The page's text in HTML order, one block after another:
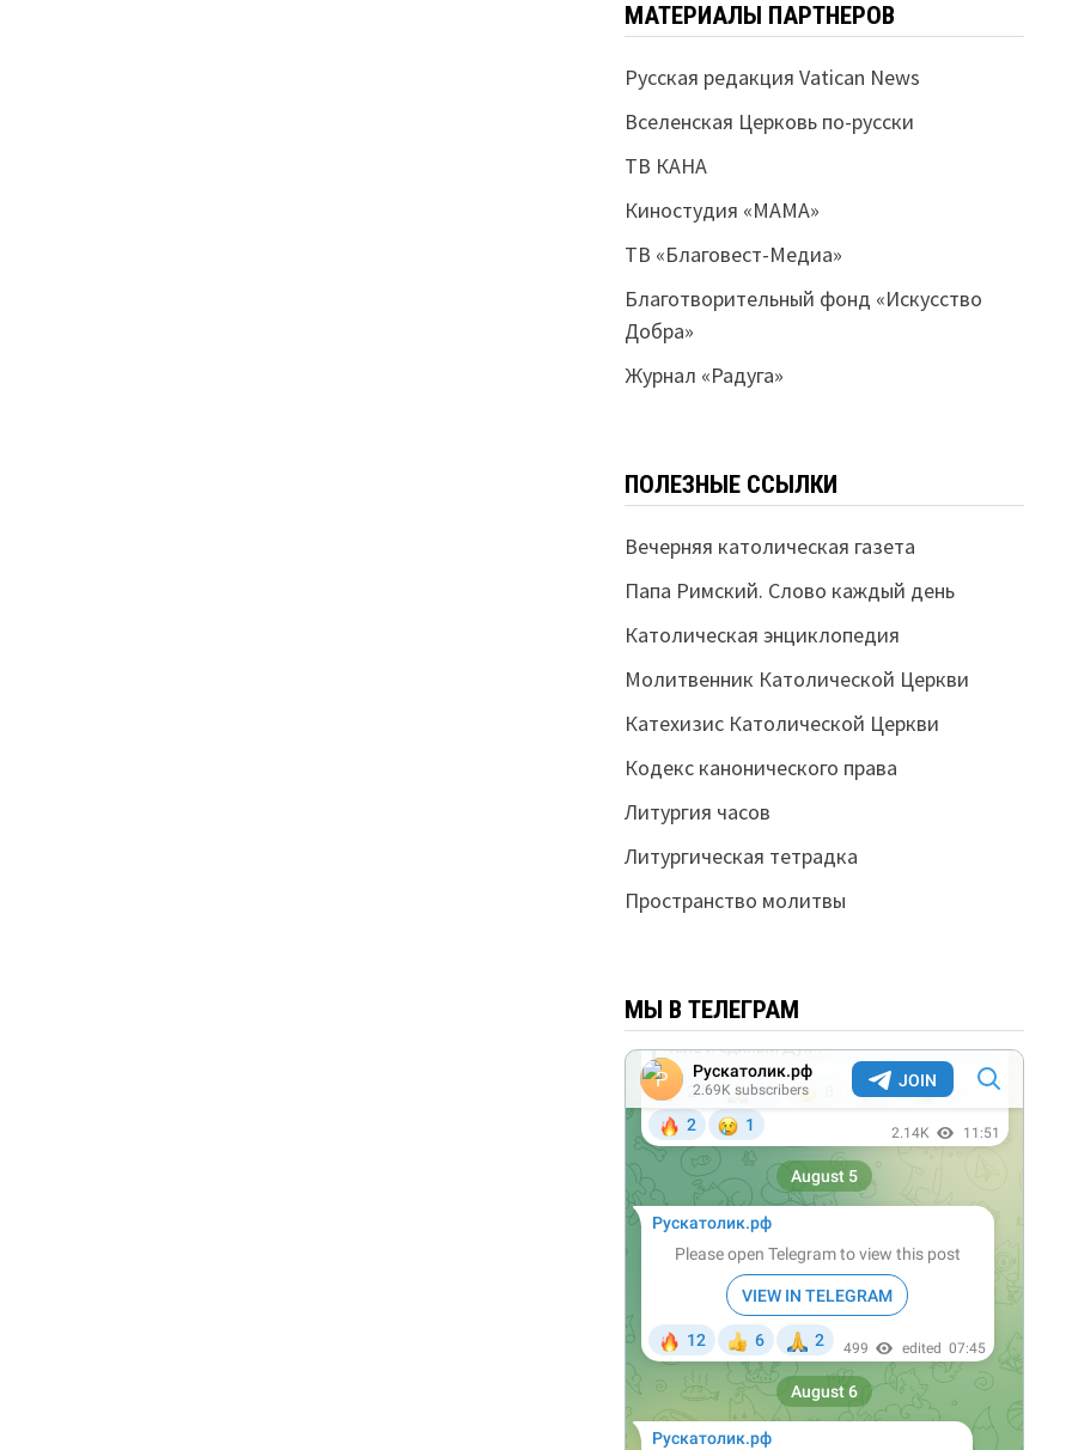
МАТЕРИАЛЫ ПАРТНЕРОВ
Русская редакция Vatican News
Вселенская Церковь по-русски
ТВ КАНА
Киностудия «МАМА»
ТВ «Благовест-Медиа»
Благотворительный фонд «Искусство
Добра»
Журнал «Радуга»
ПОЛЕЗНЫЕ ССЫЛКИ
Вечерняя католическая газета
Папа Римский. Слово каждый день
Католическая энциклопедия
Молитвенник Католической Церкви
Катехизис Католической Церкви
Кодекс канонического права
Литургия часов
Литургическая тетрадка
Пространство молитвы
МЫ В ТЕЛЕГРАМ